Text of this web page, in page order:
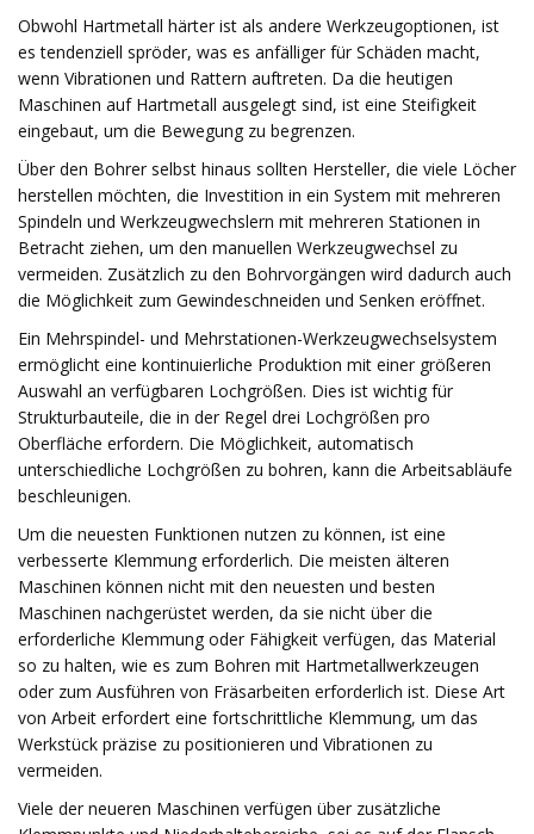
Obwohl Hartmetall härter ist als andere Werkzeugoptionen, ist
es tendenziell spröder, was es anfälliger für Schäden macht,
wenn Vibrationen und Rattern auftreten. Da die heutigen
Maschinen auf Hartmetall ausgelegt sind, ist eine Steifigkeit
eingebaut, um die Bewegung zu begrenzen.
Über den Bohrer selbst hinaus sollten Hersteller, die viele Löcher
herstellen möchten, die Investition in ein System mit mehreren
Spindeln und Werkzeugwechslern mit mehreren Stationen in
Betracht ziehen, um den manuellen Werkzeugwechsel zu
vermeiden. Zusätzlich zu den Bohrvorgängen wird dadurch auch
die Möglichkeit zum Gewindeschneiden und Senken eröffnet.
Ein Mehrspindel- und Mehrstationen-Werkzeugwechselsystem
ermöglicht eine kontinuierliche Produktion mit einer größeren
Auswahl an verfügbaren Lochgrößen. Dies ist wichtig für
Strukturbauteile, die in der Regel drei Lochgrößen pro
Oberfläche erfordern. Die Möglichkeit, automatisch
unterschiedliche Lochgrößen zu bohren, kann die Arbeitsabläufe
beschleunigen.
Um die neuesten Funktionen nutzen zu können, ist eine
verbesserte Klemmung erforderlich. Die meisten älteren
Maschinen können nicht mit den neuesten und besten
Maschinen nachgerüstet werden, da sie nicht über die
erforderliche Klemmung oder Fähigkeit verfügen, das Material
so zu halten, wie es zum Bohren mit Hartmetallwerkzeugen
oder zum Ausführen von Fräsarbeiten erforderlich ist. Diese Art
von Arbeit erfordert eine fortschrittliche Klemmung, um das
Werkstück präzise zu positionieren und Vibrationen zu
vermeiden.
Viele der neueren Maschinen verfügen über zusätzliche